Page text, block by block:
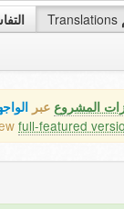
Translations
المشروع عبر
full-featured